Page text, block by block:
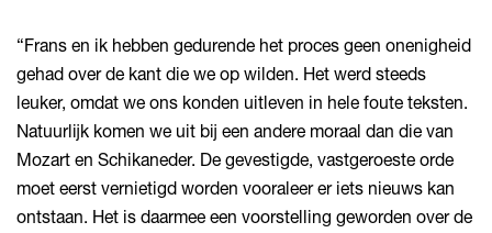
“Frans en ik hebben gedurende het proces geen onenigheid
gehad over de kant die we op wilden. Het werd steeds
leuker, omdat we ons konden uitleven in hele foute teksten.
Natuurlijk komen we uit bij een andere moraal dan die van
Mozart en Schikaneder. De gevestigde, vastgeroeste orde
moet eerst vernietigd worden vooraleer er iets nieuws kan
ontstaan. Het is daarmee een voorstelling geworden over de